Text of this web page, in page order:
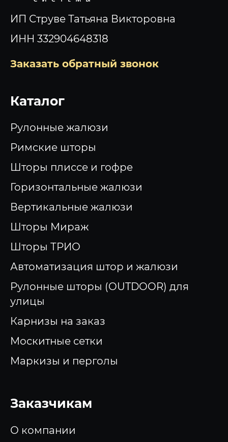
ИП Струве Татьяна Викторовна
ИНН 332904648318
Заказать обратный звонок
Каталог
Рулонные жалюзи
Римские шторы
Шторы плиссе и гофре
Горизонтальные жалюзи
Вертикальные жалюзи
Шторы Мираж
Шторы ТРИО
Автоматизация штор и жалюзи
Рулонные шторы (OUTDOOR) для
улицы
Карнизы на заказ
Москитные сетки
Маркизы и перголы
Заказчикам
О компании